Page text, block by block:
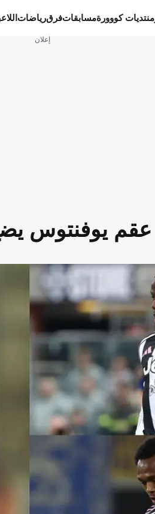
منتديات كووورةمسابقاتفرقرياضات
إعلان